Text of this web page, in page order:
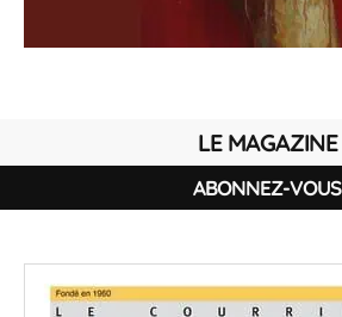
LE MAGAZINE
ABONNEZ-VOUS